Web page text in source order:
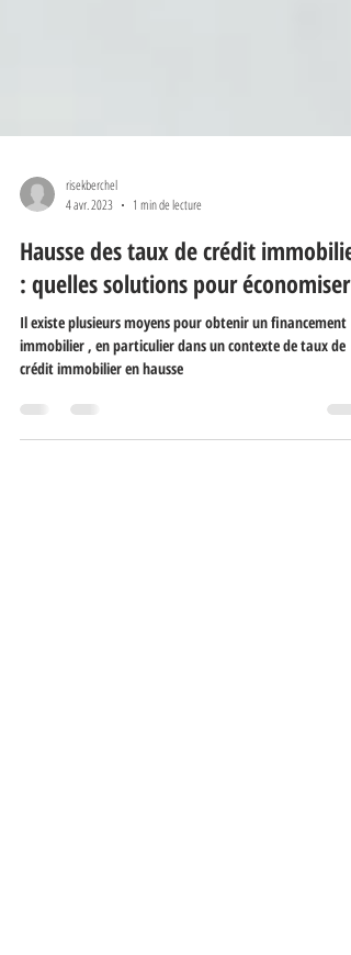
risekberchel
1 min de lecture
Hausse des taux de crédit immobilier
: quelles solutions pour économiser ?
Il existe plusieurs moyens pour obtenir un financement
immobilier , en particulier dans un contexte de taux de